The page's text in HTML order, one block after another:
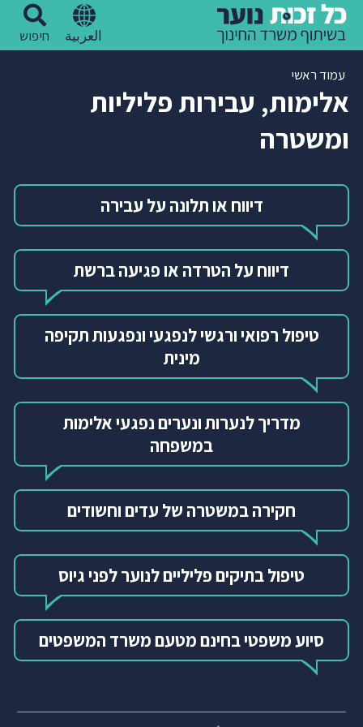
العربية חיפוש
עמוד ראשי
אלימות, עבירות פליליות
ומשטרה
דיווח או תלונה על עבירה
דיווח על הטרדה או פגיעה ברשת
טיפול רפואי ורגשי לנפגעי ונפגעות תקיפה
מינית
מדריך לנערות ונערים נפגעי אלימות
במשפחה
חקירה במשטרה של עדים וחשודים
טיפול בתיקים פליליים לנוער לפני גיוס
סיוע משפטי בחינם מטעם משרד המשפטים